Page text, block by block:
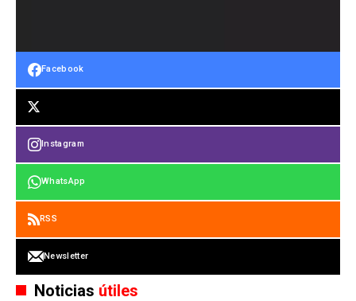
Facebook
Instagram
WhatsApp
RSS
Newsletter
Noticias útiles